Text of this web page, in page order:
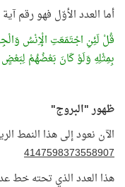
أما العدد الأوّل فهو رقم
قُلْ لَئِنِ اجْتَمَعَتِ الْإِنْسُ
بِمِثْلِهِ وَلَوْ كَانَ بَعْضُهُمْ
ظهور "البروج"
الآن نعود إلى هذا النمط
4147598373558907
هذا العدد الذي تحته خط